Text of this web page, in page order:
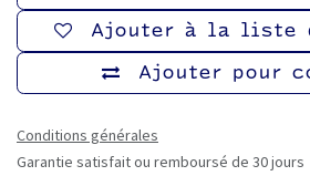
Ajouter pour
Ajouter à la liste
Conditions générales
Garantie satisfait ou remboursé de 30 jours